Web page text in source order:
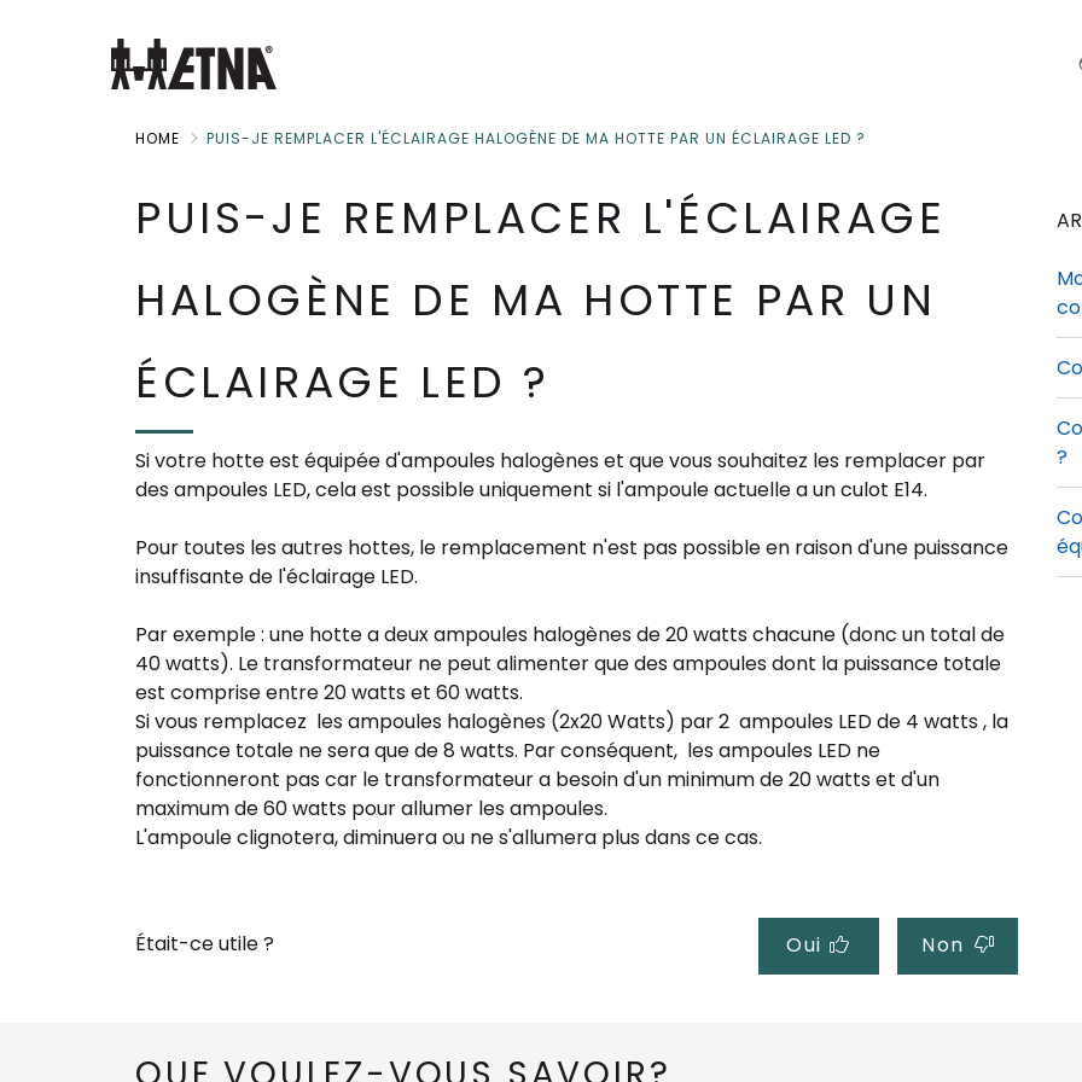
HOME PUIS-JE REMPLACER L'ÉCLAIRAGE HALOGÈNE DE MA HOTTE PAR UN ÉCLAIRAGE LED ?
PUIS-JE REMPLACER L'ÉCLAIRAGE
HALOGÈNE DE MA HOTTE PAR UN
ÉCLAIRAGE LED ?
Si votre hotte est équipée d'ampoules halogèneset que vous souhaitez les remplacer par
des ampoules LED,celaest possible uniquement si l'ampoule actuelle a un culot E14.
Pour toutes les autres hottes, le remplacement n'est pas possibleen raisond'une puissance
insuffisantede l'éclairage LED.
Parexemple : une hotte a deux ampoules halogènesde 20 watts chacune (donc un total de
40 watts). Le transformateur ne peut alimenter que des ampoules dont la puissance totale
est comprise entre 20 watts et 60 watts.
Sivous remplacez les ampoules halogènes (2x20 Watts) par 2 ampoules LEDde 4 watts , la
puissance totale ne sera que de 8 watts. Par conséquent, les ampoules LED ne
fonctionneront pascar le transformateur a besoin d'un minimum de 20 watts et d'un
maximum de 60 watts pour allumer les ampoules.
L'ampouleclignotera,diminueraou ne s'allumera plus dans ce cas.
Était-ce utile ? Oui Non
?